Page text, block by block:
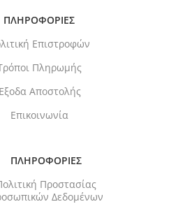
ΠΛΗΡΟΦΟΡΙΕΣ
Επιστροφών
Πληρωμής
Αποστολής
Επικοινωνία
ΠΛΗΡΟΦΟΡΙΕΣ
Προστασίας
Δεδομένων